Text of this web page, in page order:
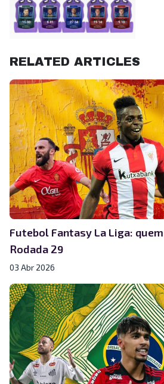
RELATED ARTICLES
Futebol Fantasy La Liga:
Rodada 29
03 Abr 2026